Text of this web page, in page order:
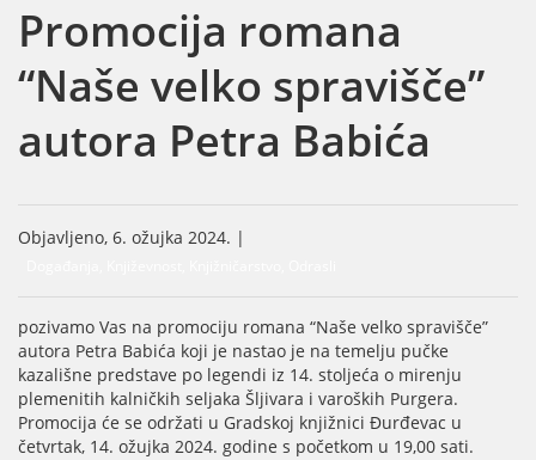
Promocija romana
“Naše velko spravišče”
autora Petra Babića
Objavljeno, 6. ožujka 2024. |
pozivamo Vas na promociju romana “Naše velko spravišče”
autora Petra Babića koji je nastao je na temelju pučke
kazališne predstave po legendi iz 14. stoljeća o mirenju
plemenitih kalničkih seljaka Šljivara i varoških Purgera.
Promocija će se održati u Gradskoj knjižnici Đurđevac u
četvrtak, 14. ožujka 2024. godine s početkom u 19,00 sati.